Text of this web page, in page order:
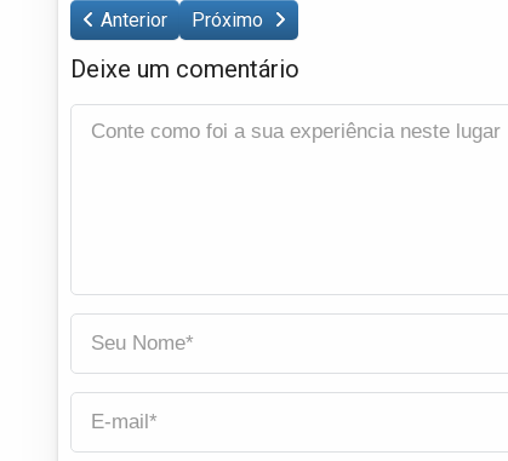
Anterior Próximo
Deixe um comentário